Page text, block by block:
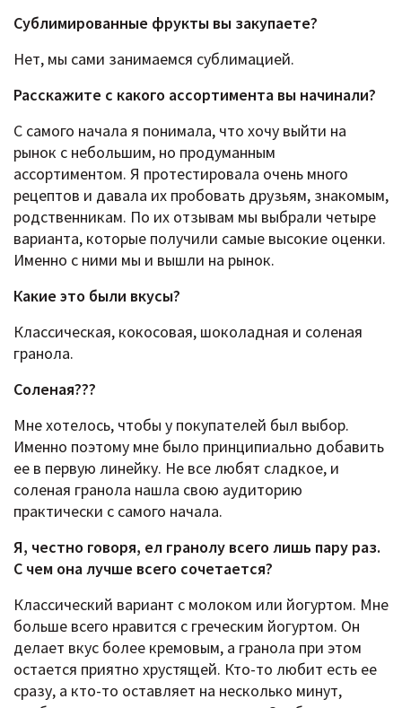
Сублимированные фрукты вы закупаете?
Нет, мы сами занимаемся сублимацией.
Расскажите c какого ассортимента вы начинали?
С самого начала я понимала, что хочу выйти на
рынок с небольшим, но продуманным
ассортиментом. Я протестировала очень много
рецептов и давала их пробовать друзьям, знакомым,
родственникам. По их отзывам мы выбрали четыре
варианта, которые получили самые высокие оценки.
Именно с ними мы и вышли на рынок.
Какие это были вкусы?
Классическая, кокосовая, шоколадная и соленая
гранола.
Соленая???
Мне хотелось, чтобы у покупателей был выбор.
Именно поэтому мне было принципиально добавить
ее в первую линейку. Не все любят сладкое, и
соленая гранола нашла свою аудиторию
практически с самого начала.
Я, честно говоря, ел гранолу всего лишь пару раз.
С чем она лучше всего сочетается?
Классический вариант с молоком или йогуртом. Мне
больше всего нравится с греческим йогуртом. Он
делает вкус более кремовым, а гранола при этом
остается приятно хрустящей. Кто-то любит есть ее
сразу, а кто-то оставляет на несколько минут,